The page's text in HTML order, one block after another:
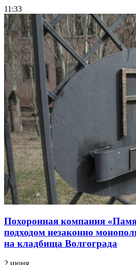
11:33
Похоронная компания
подходом незаконно
на кладбища Волгограда